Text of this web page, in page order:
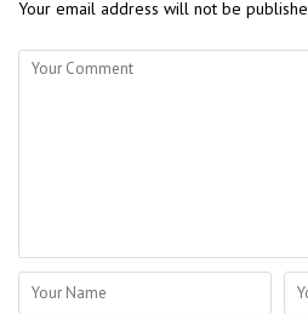
Your email address will not be